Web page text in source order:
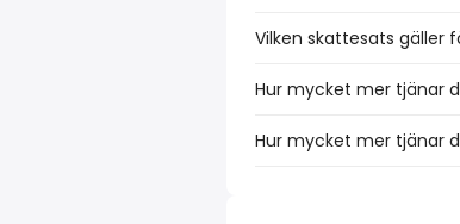
Vilken skattesats gäller
Hur mycket mer tjänar
Hur mycket mer tjänar